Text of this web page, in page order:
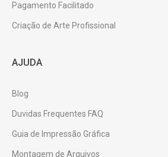
Pagamento Facilitado
Criação de Arte Profissional
AJUDA
Blog
Duvidas Frequentes FAQ
Guia de Impressão Gráfica
Montagem de Arquivos